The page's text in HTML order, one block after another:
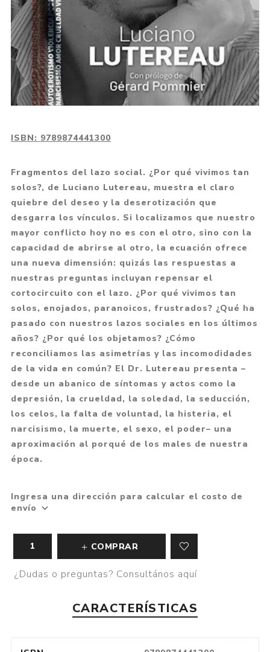
ISBN: 9789874441300
Fragmentos del lazo social. ¿Por qué vivimos tan
solos?, de Luciano Lutereau, muestra el claro
quiebre del deseo y la deserotización que
desgarra los vínculos. Si localizamos que nuestro
mayor conflicto hoy no es con el otro, sino con la
capacidad de abrirse al otro, la ecuación ofrece
una nueva dimensión: quizás las respuestas a
nuestras preguntas incluyan repensar el
cortocircuito con el lazo. ¿Por qué vivimos tan
solos, enojados, paranoicos, frustrados? ¿Qué ha
pasado con nuestros lazos sociales en los últimos
años? ¿Por qué los objetamos? ¿Cómo
reconciliamos las asimetrías y las incomodidades
de la vida en común? El Dr. Lutereau presenta –
desde un abanico de síntomas y actos como la
depresión, la crueldad, la soledad, la seducción,
los celos, la falta de voluntad, la histeria, el
narcisismo, la muerte, el sexo, el poder– una
aproximación al porqué de los males de nuestra
época.
Ingresa una dirección para calcular el costo de
envío
COMPRAR
¿Dudas o preguntas? Consultános aquí
CARACTERÍSTICAS